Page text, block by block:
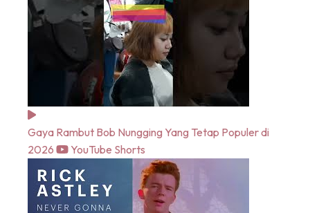
Gaya Rambut Bob Nungging Yang Tetap Populer di
2026
YouTube Shorts